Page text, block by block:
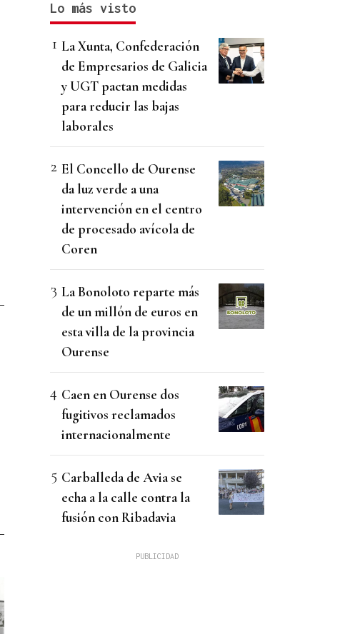
Lo más visto
La Xunta, Confederación
de Empresarios de Galicia
y UGT pactan medidas
para reducir las bajas
laborales
El Concello de Ourense
da luz verde a una
intervención en el centro
de procesado avícola de
Coren
La Bonoloto reparte más
de un millón de euros en
esta villa de la provincia
Ourense
Caen en Ourense dos
fugitivos reclamados
internacionalmente
Carballeda de Avia se
echa a la calle contra la
fusión con Ribadavia